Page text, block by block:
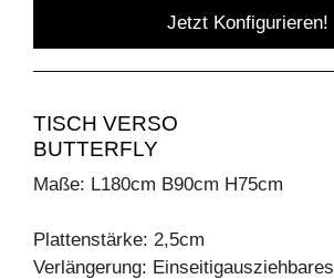
Jetzt Konfigurieren!
TISCH VERSO
BUTTERFLY
Maße: L180cm B90cm H75cm
Plattenstärke: 2,5cm
Verlängerung: Einseitigausziehbares